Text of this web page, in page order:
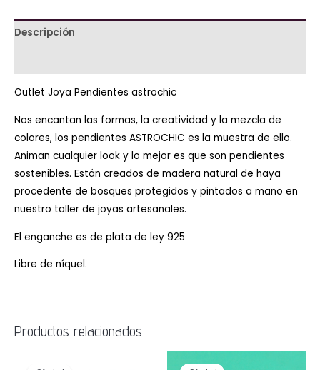
Descripción
Outlet Joya Pendientes astrochic
Nos encantan las formas, la creatividad y la mezcla de
colores, los pendientes ASTROCHIC es la muestra de ello.
Animan cualquier look y lo mejor es que son pendientes
sostenibles. Están creados de madera natural de haya
procedente de bosques protegidos y pintados a mano en
nuestro taller de joyas artesanales.
El enganche es de plata de ley 925
Libre de níquel.
Productos relacionados
precio
precio